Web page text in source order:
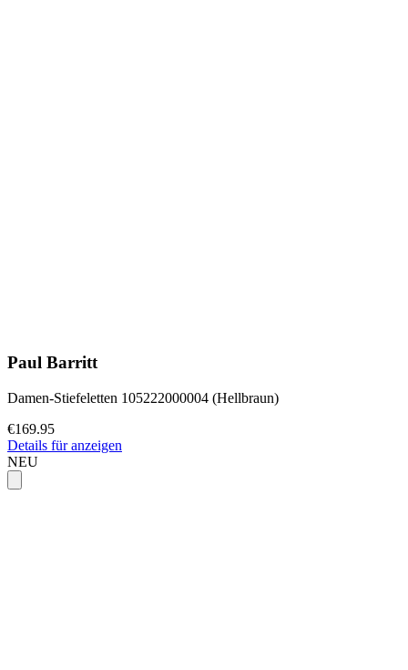
Paul Barritt
Damen-Stiefeletten 105222000004 (Hellbraun)
€169.95
Details für anzeigen
NEU